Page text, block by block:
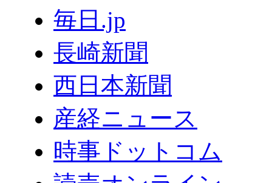
毎日.jp
長崎新聞
西日本新聞
産経ニュース
時事ドットコム